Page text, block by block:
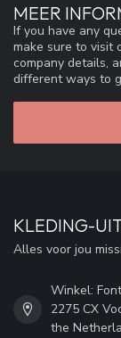
MEER
If you have any
make sure to visit
company details,
different ways to
KLEDING-
Alles voor jou
Winkel:
2275 CX
the